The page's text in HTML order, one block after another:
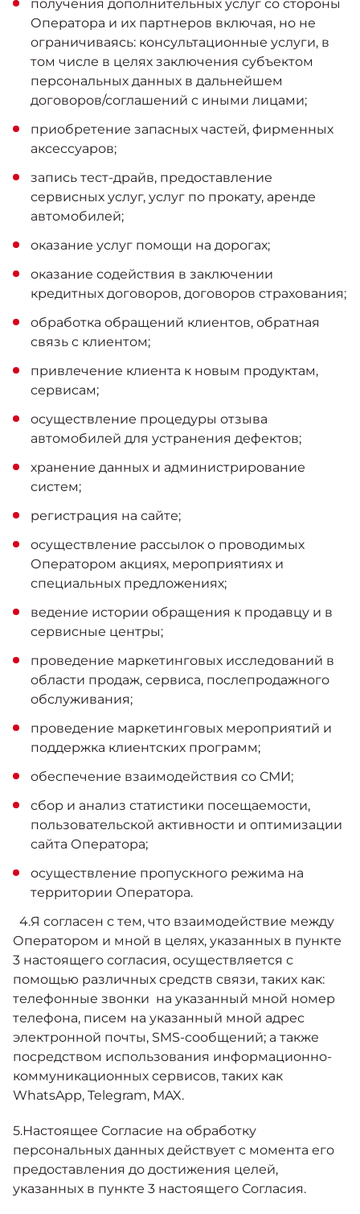
получения дополнительных услуг со стороны
Оператора и их партнеров включая, но не
ограничиваясь: консультационные услуги, в
том числе в целях заключения субъектом
персональных данных в дальнейшем
договоров/соглашений с иными лицами;
приобретение запасных частей, фирменных
аксессуаров;
запись тест-драйв, предоставление
сервисных услуг, услуг по прокату, аренде
автомобилей;
оказание услуг помощи на дорогах;
оказание содействия в заключении
кредитных договоров, договоров страхования;
обработка обращений клиентов, обратная
связь с клиентом;
привлечение клиента к новым продуктам,
сервисам;
осуществление процедуры отзыва
автомобилей для устранения дефектов;
хранение данных и администрирование
систем;
регистрация на сайте;
осуществление рассылок о проводимых
Оператором акциях, мероприятиях и
специальных предложениях;
ведение истории обращения к продавцу и в
сервисные центры;
проведение маркетинговых исследований в
области продаж, сервиса, послепродажного
обслуживания;
проведение маркетинговых мероприятий и
поддержка клиентских программ;
обеспечение взаимодействия со СМИ;
сбор и анализ статистики посещаемости,
пользовательской активности и оптимизации
сайта Оператора;
осуществление пропускного режима на
территории Оператора.
4.Я согласен с тем, что взаимодействие между
Оператором и мной в целях, указанных в пункте
3 настоящего согласия, осуществляется с
помощью различных средств связи, таких как:
телефонные звонки на указанный мной номер
телефона, писем на указанный мной адрес
электронной почты, SMS-сообщений; а также
посредством использования информационно-
коммуникационных сервисов, таких как
WhatsApp, Telegram, MAX.
5.Настоящее Согласие на обработку
персональных данных действует с момента его
предоставления до достижения целей,
указанных в пункте 3 настоящего Согласия.